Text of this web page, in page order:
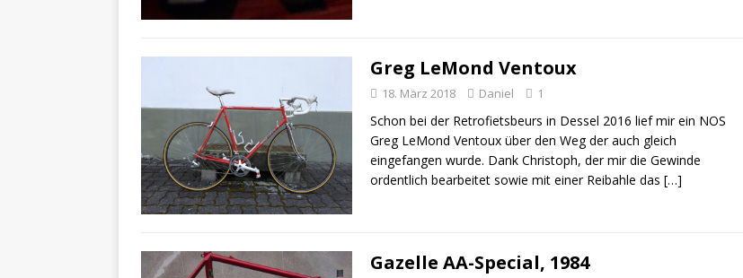
Greg LeMond Ventoux
18. März 2018 Daniel 1
Schon bei der Retrofietsbeurs in Dessel 2016 lief mir ein NOS
Greg LeMond Ventoux über den Weg der auch gleich
eingefangen wurde. Dank Christoph, der mir die Gewinde
ordentlich bearbeitet sowie mit einer Reibahle das […]
Gazelle AA-Special, 1984